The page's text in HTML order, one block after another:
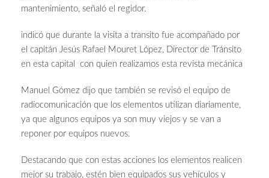
mantenimiento, señaló el regidor.
indicó que durante la visita a transito fue acompañado por
el capitán Jesús Rafael Mouret López, Director de Tránsito
en esta capital con quien realizamos esta revista mecánica
Manuel Gómez dijo que también se revisó el equipo de
radiocomunicación que los elementos utilizan diariamente,
ya que algunos equipos ya son muy viejos y se van a
reponer por equipos nuevos.
Destacando que con estas acciones los elementos realicen
mejor su trabajo, estén bien equipados sus vehículos y